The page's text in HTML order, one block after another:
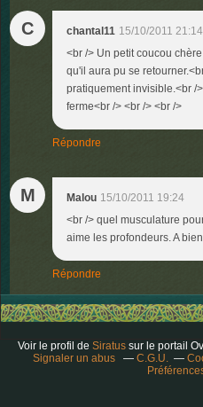
C chantal11 15/10/2011 21:14
<br /> Un petit coucou
qu'il aura pu se
pratiquement invisible.<br /
ferme<br /> <br /> <br />
Répondre
M Malou 15/10/2011 19:24
<br /> quel musculature
aime les profondeurs. A
Répondre
Voir le profil de Siratussur le portail
Signaler un abus
C.G.U.